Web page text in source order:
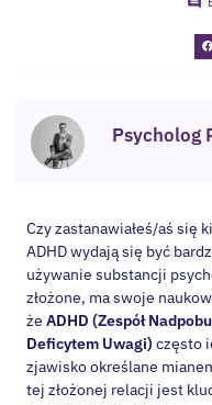
ADHD wydają się być
używanie substancji
złożone, ma swoje
żeADHD (Zespół
Deficytem Uwagi)często
zjawisko określane
tej złożonej relacji jest
poprawy jakości życia.